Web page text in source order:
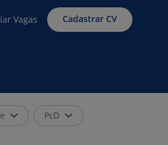
Vagas Cadastrar CV
PcD